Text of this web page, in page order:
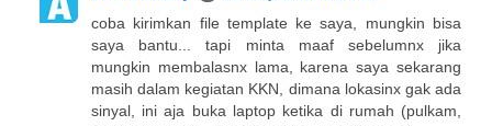
coba kirimkan file template ke saya, mungkin bisa
saya bantu... tapi minta maaf sebelumnx jika
mungkin membalasnx lama, karena saya sekarang
masih dalam kegiatan KKN, dimana lokasinx gak ada
sinyal, ini aja buka laptop ketika di rumah (pulkam,